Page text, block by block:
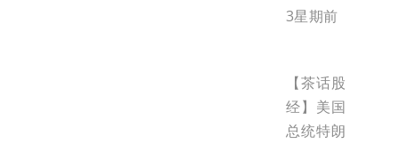
3星期前
【茶话股
经】美国
总统特朗